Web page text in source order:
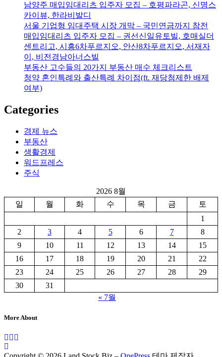
남양주 매입임대리츠 입주자 모집 – 호평파라곤, 신명스
카이뷰, 한라비발디
서울 기업형 임대주택 시장 개막 – 국민연금까지 참전
매입임대리츠 입주자 모집 – 권선신일유토빌, 호매실더
센트리고, 시흥6차푸르지오, 안산8차푸르지오, 서재자
이, 비전경남아너스빌
부동산 고수들의 20가지 부동산 매수 체크리스트
청약 혼인특례와 출산특례 차이점(ft. 재당첨제한 배제
여부)
Categories
경제 뉴스
부동산
생활경제
워드프레스
주식
2026 8월
일
월 화 수 목 금
토
1
2
3 4 5 6 7
8
9
10 11 12 13 14
15
16
17 18 19 20 21
22
23
24 25 26 27 28
29
30
31
« 7월
More About